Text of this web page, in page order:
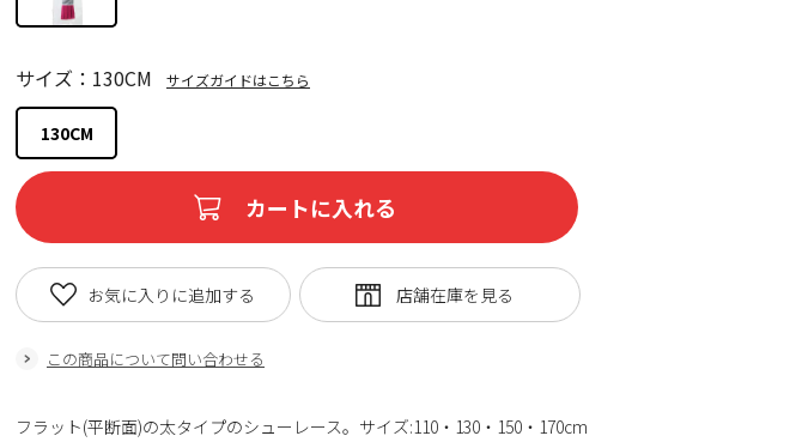
130CM
サイズ：130CM サイズガイドはこちら
カートに入れる
この商品について問い合わせる
お気に入りに追加する
フラット(平断面)の太タイプのシューレース。サイズ:110・130・150・170cm